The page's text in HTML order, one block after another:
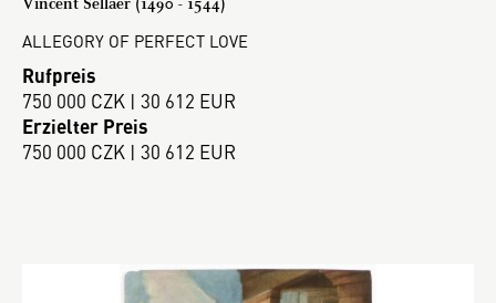
ALLEGORY OF PERFECT LOVE
Rufpreis
750 000 CZK | 30 612 EUR
Erzielter Preis
750 000 CZK | 30 612 EUR